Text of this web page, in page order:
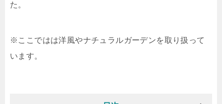
た。
※ここではは洋風やナチュラルガーデンを取り扱って
います。